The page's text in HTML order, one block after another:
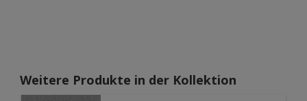
Weitere Produkte in der Kollektion